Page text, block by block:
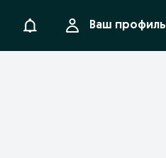
УведомленияВаш профиль